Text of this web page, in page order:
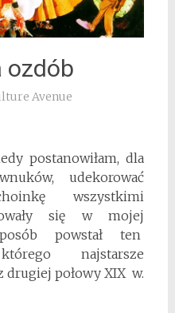
ozdób
Avenue
postanowiłam, dla
udekorować
wszystkimi
się w mojej
powstał ten
najstarsze
drugiej połowy XIX w.